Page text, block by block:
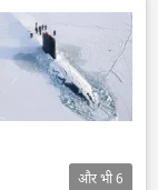
और भी6